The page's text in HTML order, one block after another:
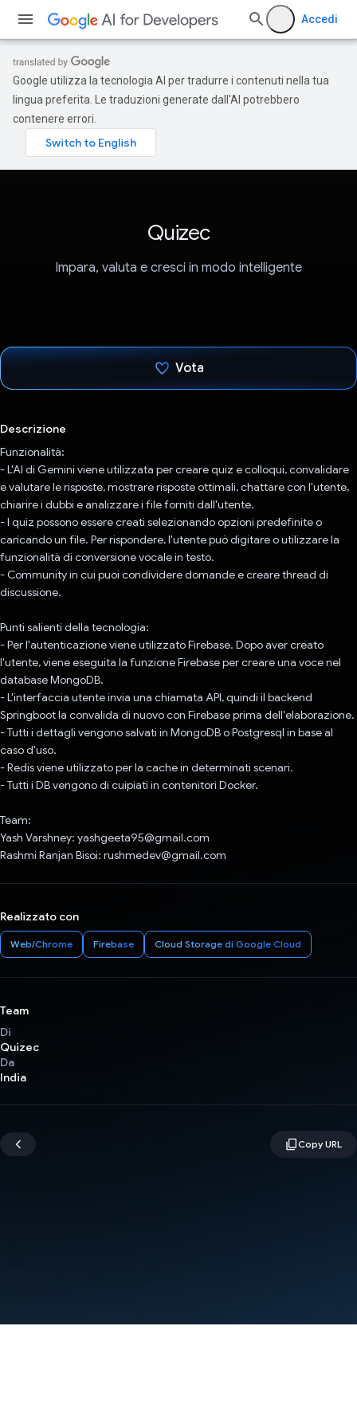
Accedi
Google utilizza la tecnologia AI per tradurre i contenuti nella tua
lingua preferita. Le traduzioni generate dall'AI potrebbero
contenere errori.
Quizec
Impara, valuta e cresci in modo intelligente
Vota
Descrizione
Funzionalità:
- L'AI di Gemini viene utilizzata per creare quiz e colloqui, convalidare
e valutare le risposte, mostrare risposte ottimali, chattare con l'utente,
chiarire i dubbi e analizzare i file forniti dall'utente.
- I quiz possono essere creati selezionando opzioni predefinite o
caricando un file. Per rispondere, l'utente può digitare o utilizzare la
funzionalità di conversione vocale in testo.
- Community in cui puoi condividere domande e creare thread di
discussione.
Punti salienti della tecnologia:
- Per l'autenticazione viene utilizzato Firebase. Dopo aver creato
l'utente, viene eseguita la funzione Firebase per creare una voce nel
database MongoDB.
- L'interfaccia utente invia una chiamata API, quindi il backend
Springboot la convalida di nuovo con Firebase prima dell'elaborazione.
- Tutti i dettagli vengono salvati in MongoDB o Postgresql in base al
caso d'uso.
- Redis viene utilizzato per la cache in determinati scenari.
- Tutti i DB vengono di cuipiati in contenitori Docker.
Team:
Yash Varshney: yashgeeta95@gmail.com
Rashmi Ranjan Bisoi: rushmedev@gmail.com
Realizzato con
Web/Chrome Firebase Cloud Storage di Google Cloud
Team
Di
Quizec
Da
India